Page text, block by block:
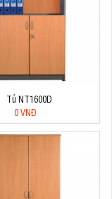
Tủ NT1600D
0 VNĐ